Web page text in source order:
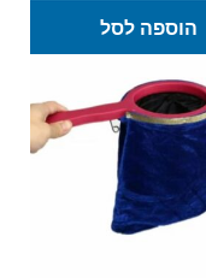
היה:
129.00 ₪.
79.00 ₪.
הוספה לסל